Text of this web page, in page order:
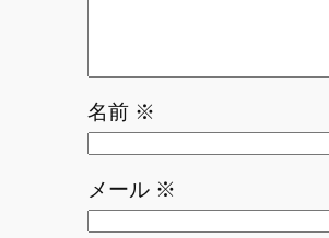
名前 ※
メール ※